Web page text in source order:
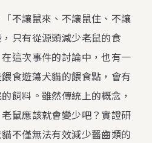
不讓鼠來、不讓鼠住、不讓
只有從源頭減少老鼠的食
這次事件的討論中，也有一
食遊蕩犬貓的餵食點，會有
飼料。雖然傳統上的概念，
鼠應該就會變少吧？實證研
不僅無法有效減少齧齒類的